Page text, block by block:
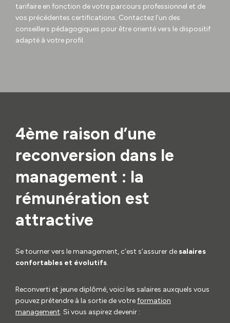
tarifaire en fonction de votre parcours professionnel et de
vos précédentes certifications. Contactez l’un des
conseillers pédagogiques pour être orienté vers le dispositif
adapté à votre profil.
4ème raison d’une
reconversion dans le
management : la
rémunération est
attractive
Se tourner vers le management, c’est s’assurer desalaires
confortables et évolutifs.
Reconverti et jeune diplômé, voici les salaires auxquels vous
pouvez prétendre à la sortie de votreformation
management. Si vous aspirez devenir :